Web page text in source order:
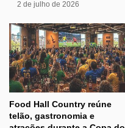
2 de julho de 2026
Food Hall Country reúne
telão, gastronomia e